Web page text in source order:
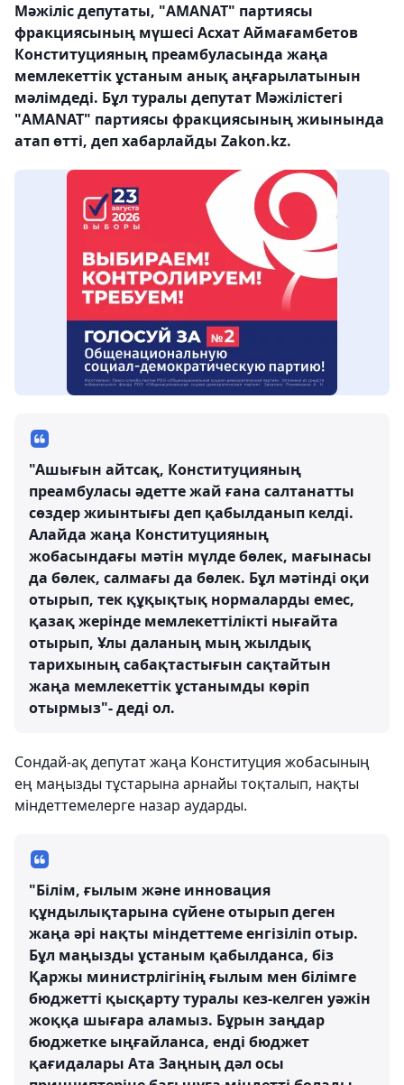
Мәжіліс депутаты, "AMANAT" партиясы
фракциясының мүшесі Асхат Аймағамбетов
Конституцияның преамбуласында жаңа
мемлекеттік ұстаным анық аңғарылатынын
мәлімдеді. Бұл туралы депутат Мәжілістегі
"AMANAT" партиясы фракциясының жиынында
атап өтті, деп хабарлайды Zakon.kz.
"Ашығын айтсақ, Конституцияның
преамбуласы әдетте жай ғана салтанатты
сөздер жиынтығы деп қабылданып келді.
Алайда жаңа Конституцияның
жобасындағы мәтін мүлде бөлек, мағынасы
да бөлек, салмағы да бөлек. Бұл мәтінді оқи
отырып, тек құқықтық нормаларды емес,
қазақ жерінде мемлекеттілікті нығайта
отырып, Ұлы даланың мың жылдық
тарихының сабақтастығын сақтайтын
жаңа мемлекеттік ұстанымды көріп
отырмыз"- деді ол.
Сондай-ақ депутат жаңа Конституция жобасының
ең маңызды тұстарына арнайы тоқталып, нақты
міндеттемелерге назар аударды.
"Білім, ғылым және инновация
құндылықтарына сүйене отырып деген
жаңа әрі нақты міндеттеме енгізіліп отыр.
Бұл маңызды ұстаным қабылданса, біз
Қаржы министрлігінің ғылым мен білімге
бюджетті қысқарту туралы кез-келген уәжін
жоққа шығара аламыз. Бұрын заңдар
бюджетке ыңғайланса, енді бюджет
қағидалары Ата Заңның дәл осы